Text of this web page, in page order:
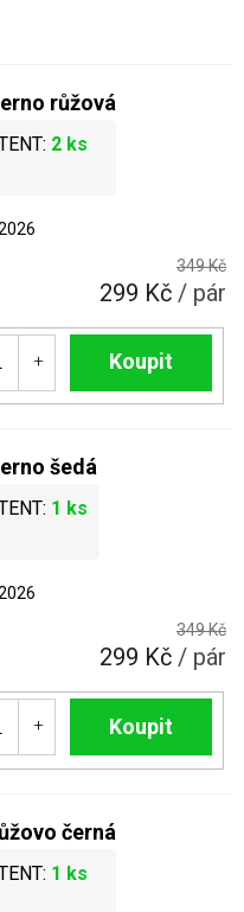
růžová
2 ks
349 Kč
299 Kč / pár
Do košíku
šedá
1 ks
349 Kč
299 Kč / pár
Do košíku
černá
1 ks